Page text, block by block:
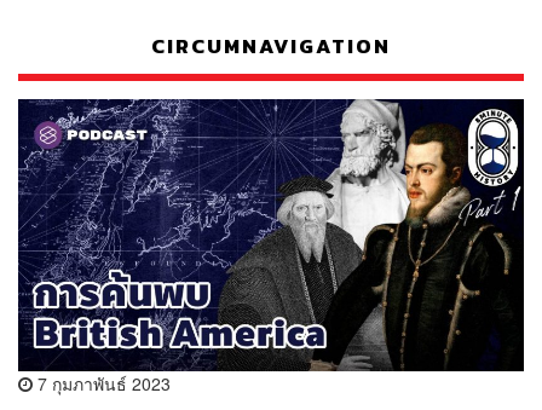
CIRCUMNAVIGATION
7 กุมภาพันธ์ 2023